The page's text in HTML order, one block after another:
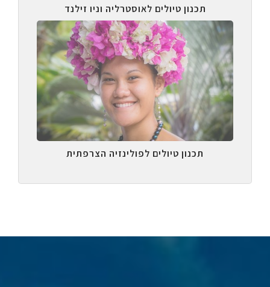
תכנון טיולים לאוסטרליה וניו זילנד
תכנון טיולים לפולינזיה הצרפתית